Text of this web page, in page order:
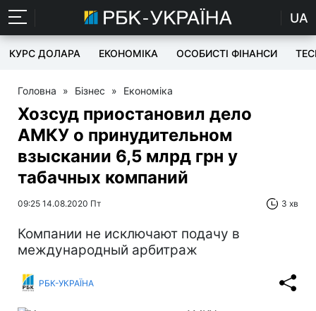
UA
КУРС ДОЛАРА ЕКОНОМІКА ОСОБИСТІ ФІНАНСИ
Головна » Бізнес » Економіка
Хозсуд приостановил дело
АМКУ о принудительном
взыскании 6,5 млрд грн у
табачных компаний
09:25 14.08.2020 Пт 3 хв
Компании не исключают подачу в
международный арбитраж
РБК-УКРАЇНА